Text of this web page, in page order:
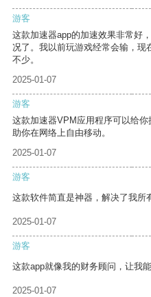
游客
这款加速器app的加速效果非常好
况了。我以前玩游戏经常会输，现
不少。
2025-01-07
游客
这款加速器VPM应用程序可以给
助你在网络上自由移动。
2025-01-07
游客
这款软件简直是神器，解决了我所
2025-01-07
游客
这款app就像我的财务顾问，让我
2025-01-07